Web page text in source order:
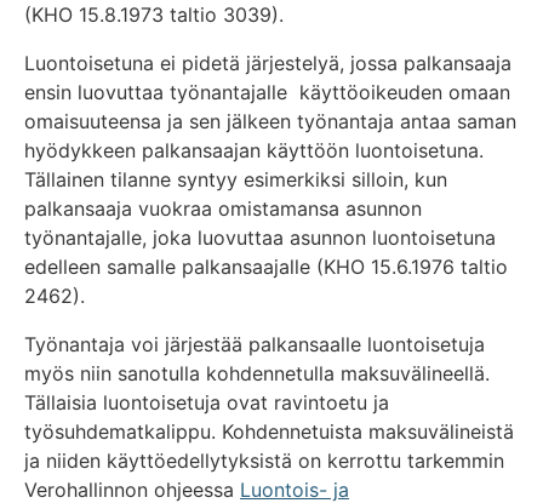
(KHO 15.8.1973 taltio 3039).
Luontoisetuna ei pidetä järjestelyä, jossa palkansaaja
ensin luovuttaa työnantajalle käyttöoikeuden omaan
omaisuuteensa ja sen jälkeen työnantaja antaa saman
hyödykkeen palkansaajan käyttöön luontoisetuna.
Tällainen tilanne syntyy esimerkiksi silloin, kun
palkansaaja vuokraa omistamansa asunnon
työnantajalle, joka luovuttaa asunnon luontoisetuna
edelleen samalle palkansaajalle (KHO 15.6.1976 taltio
2462).
Työnantaja voi järjestää palkansaalle luontoisetuja
myös niin sanotulla kohdennetulla maksuvälineellä.
Tällaisia luontoisetuja ovat ravintoetu ja
työsuhdematkalippu. Kohdennetuista maksuvälineistä
ja niiden käyttöedellytyksistä on kerrottu tarkemmin
Verohallinnon ohjeessa Luontois- ja